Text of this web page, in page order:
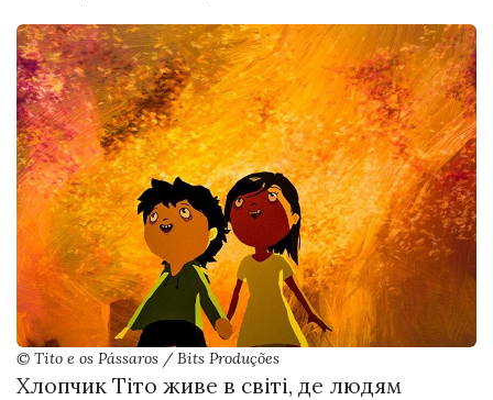
© Tito e os Pássaros / Bits Produções
Хлопчик Тіто живе в світі, де людям